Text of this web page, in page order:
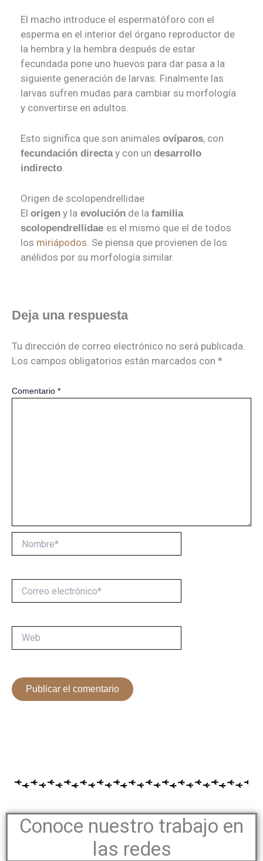
El macho introduce el espermatóforo con el
esperma en el interior del órgano reproductor de
la hembra y la hembra después de estar
fecundada pone uno huevos para dar pasa a la
siguiente generación de larvas. Finalmente las
larvas sufren mudas para cambiar su morfología
y convertirse en adultos.
Esto significa que son animales ovíparos, con
fecundación directay con un desarrollo
indirecto
Origen de scolopendrellidae
El origen y la evolución de la familia
scolopendrellidae es el mismo que el de todos
los miriápodos . Se piensa que provienen de los
anélidos por su morfología similar.
Deja una respuesta
Tu dirección de correo electrónico no será publicada.
Los campos obligatorios están marcados con *
Comentario *
electrónico*
Conoce nuestro trabajo en
las redes